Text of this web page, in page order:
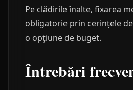
Pe clădirile înalte, fixarea
obligatorie prin cerințele
o opțiune de buget.
Întrebări